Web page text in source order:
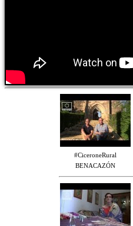
#CiceroneRural
BENACAZÓN